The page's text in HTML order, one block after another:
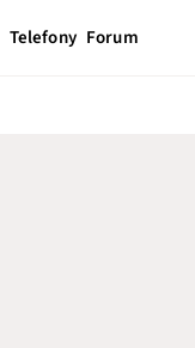
Telefony Forum